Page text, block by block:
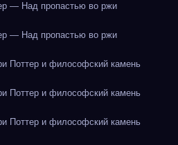
— Над пропастью во ржи
— Над пропастью во ржи
Поттер и философский камень
Поттер и философский камень
Поттер и философский камень